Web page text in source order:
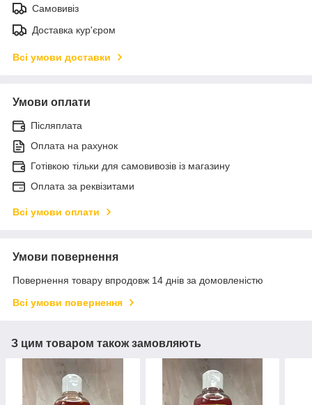
Самовивіз
Доставка кур'єром
Всі умови доставки
Умови оплати
Післяплата
Оплата на рахунок
Готівкою тільки для самовивозів із магазину
Оплата за реквізитами
Всі умови оплати
Умови повернення
Повернення товару впродовж 14 днів за домовленістю
Всі умови повернення
З цим товаром також замовляють